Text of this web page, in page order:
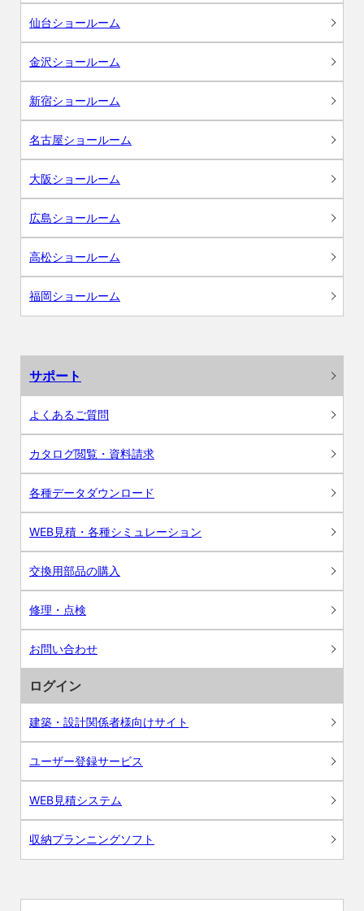
仙台ショールーム
金沢ショールーム
新宿ショールーム
名古屋ショールーム
大阪ショールーム
広島ショールーム
高松ショールーム
福岡ショールーム
サポート
よくあるご質問
カタログ閲覧・資料請求
各種データダウンロード
WEB見積・各種シミュレーション
交換用部品の購入
修理・点検
お問い合わせ
ログイン
建築・設計関係者様向けサイト
ユーザー登録サービス
WEB見積システム
収納プランニングソフト